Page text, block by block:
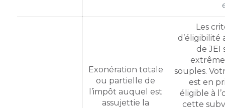
Exonération totale
ou partielle de
l’impôt auquel est
assujettie la
Les
d’éligibilité
de JEI
souples.
est en
éligible à
cette